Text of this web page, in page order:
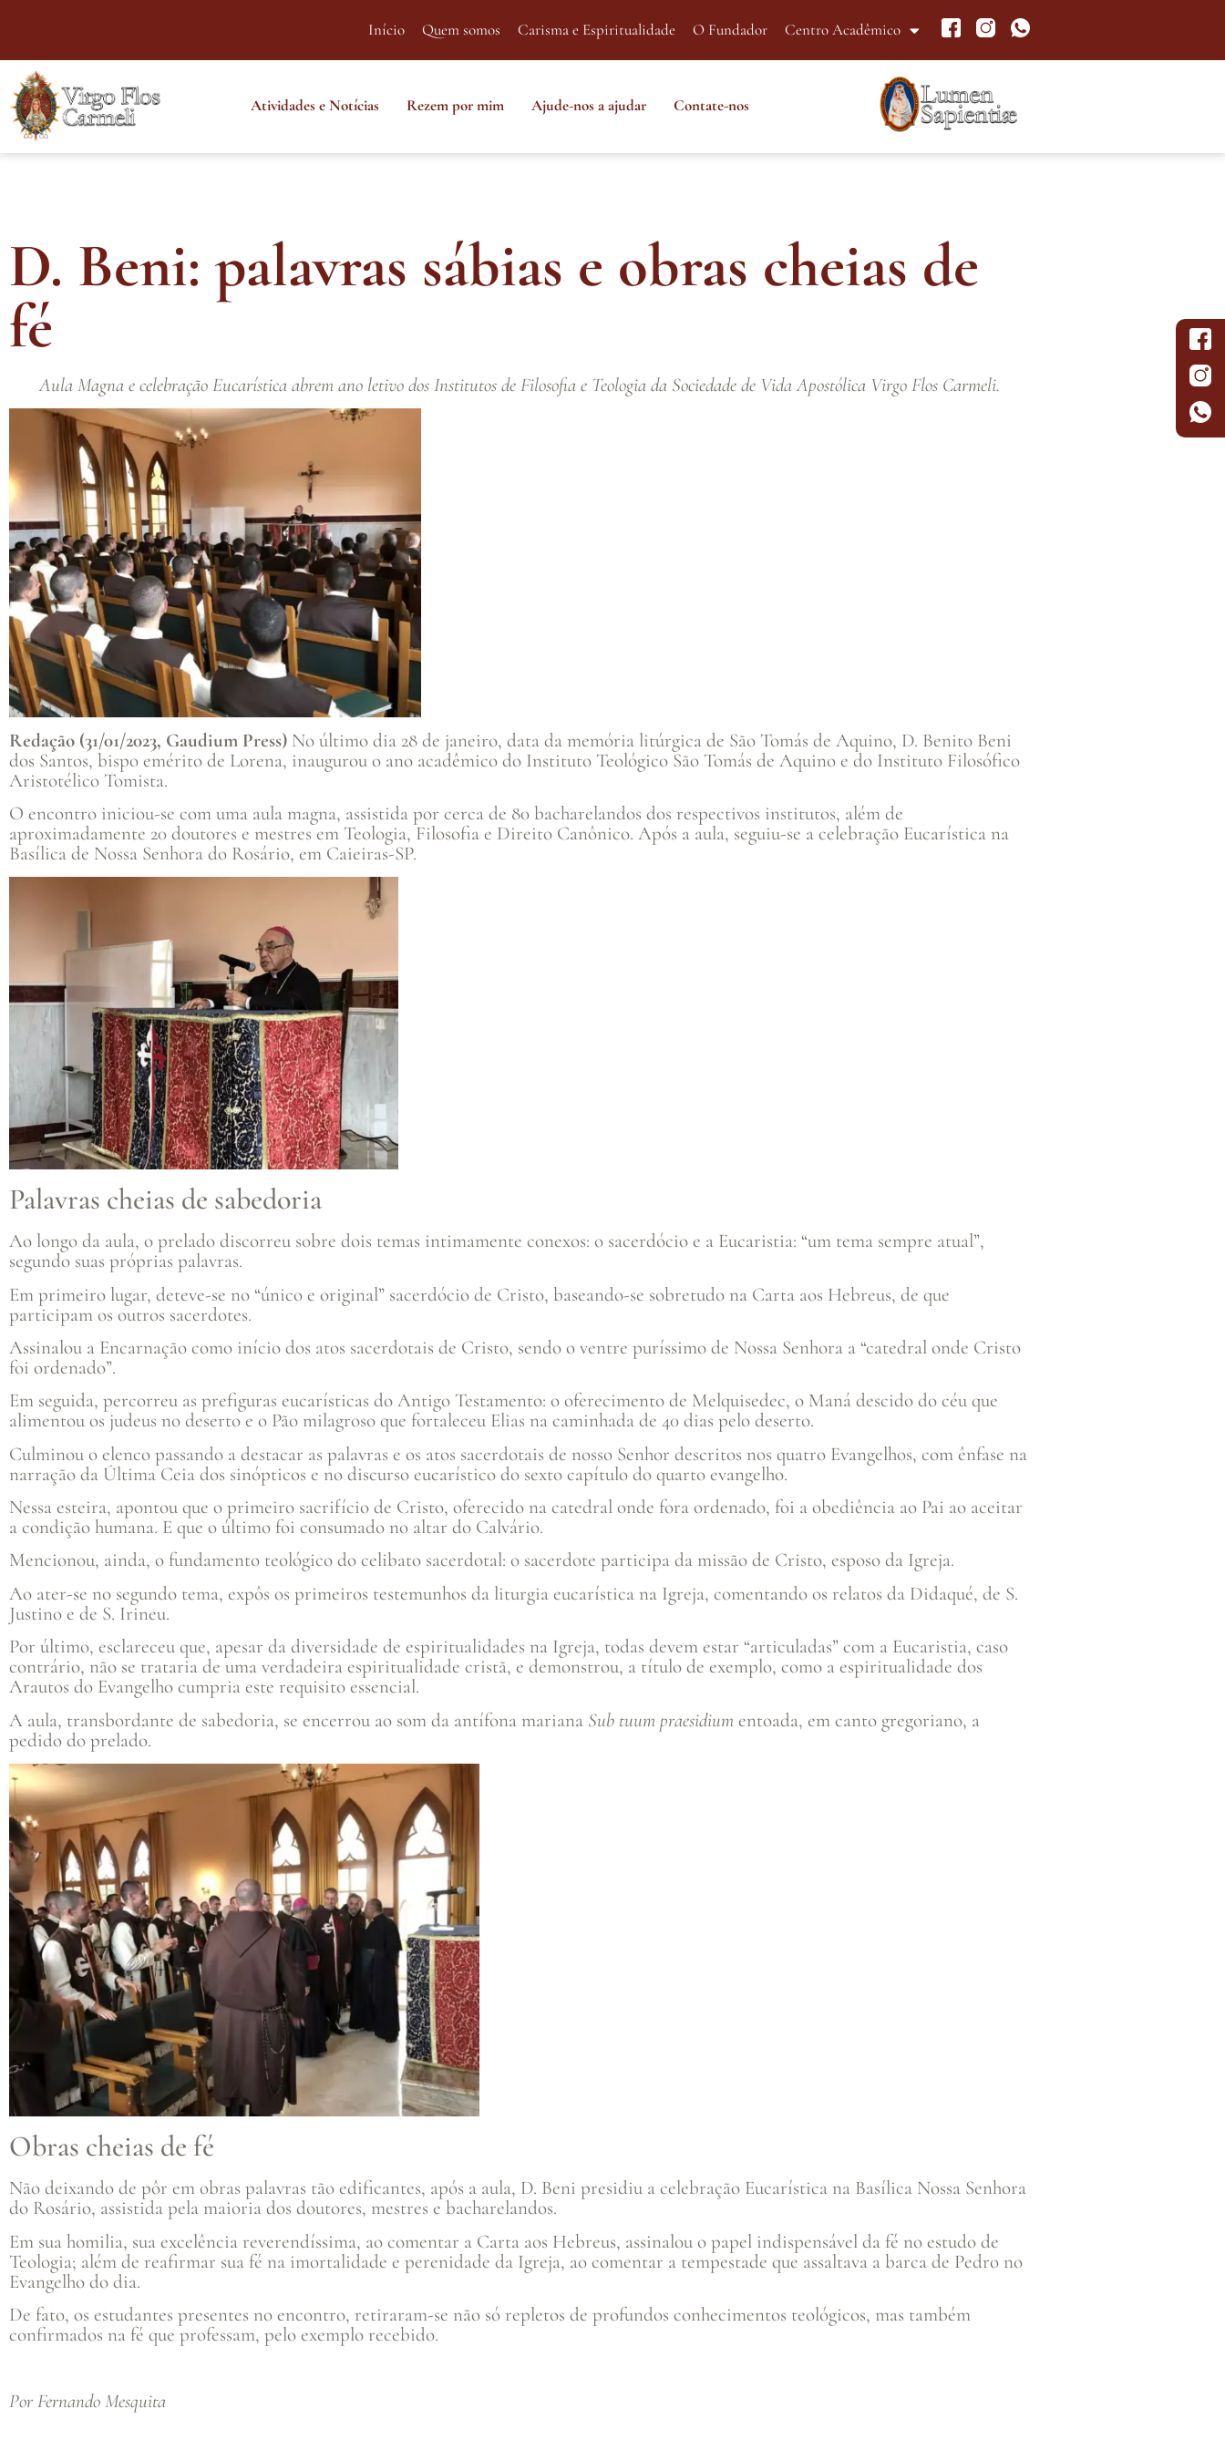
Início Quem somos Carisma e Espiritualidade O Fundador Centro Acadêmico
Atividades e Notícias Rezem por mim Ajude-nos a ajudar Contate-nos
D. Beni: palavras sábias e obras cheias de
fé
Aula Magna e celebração Eucarística abrem ano letivo dos Institutos de Filosofia e Teologia da Sociedade de Vida Apostólica Virgo Flos Carmeli.
Redação (31/01/2023, Gaudium Press) No último dia 28 de janeiro, data da memória litúrgica de São Tomás de Aquino, D. Benito Beni
dos Santos, bispo emérito de Lorena, inaugurou o ano acadêmico do Instituto Teológico São Tomás de Aquino e do Instituto Filosófico
Aristotélico Tomista.
O encontro iniciou-se com uma aula magna, assistida por cerca de 80 bacharelandos dos respectivos institutos, além de
aproximadamente 20 doutores e mestres em Teologia, Filosofia e Direito Canônico. Após a aula, seguiu-se a celebração Eucarística na
Basílica de Nossa Senhora do Rosário, em Caieiras-SP.
Palavras cheias de sabedoria
Ao longo da aula, o prelado discorreu sobre dois temas intimamente conexos: o sacerdócio e a Eucaristia: “um tema sempre atual”,
segundo suas próprias palavras.
Em primeiro lugar, deteve-se no “único e original” sacerdócio de Cristo, baseando-se sobretudo na Carta aos Hebreus, de que
participam os outros sacerdotes.
Assinalou a Encarnação como início dos atos sacerdotais de Cristo, sendo o ventre puríssimo de Nossa Senhora a “catedral onde Cristo
foi ordenado”.
Em seguida, percorreu as prefiguras eucarísticas do Antigo Testamento: o oferecimento de Melquisedec, o Maná descido do céu que
alimentou os judeus no deserto e o Pão milagroso que fortaleceu Elias na caminhada de 40 dias pelo deserto.
Culminou o elenco passando a destacar as palavras e os atos sacerdotais de nosso Senhor descritos nos quatro Evangelhos, com ênfase na
narração da Última Ceia dos sinópticos e no discurso eucarístico do sexto capítulo do quarto evangelho.
Nessa esteira, apontou que o primeiro sacrifício de Cristo, oferecido na catedral onde fora ordenado, foi a obediência ao Pai ao aceitar
a condição humana. E que o último foi consumado no altar do Calvário.
Mencionou, ainda, o fundamento teológico do celibato sacerdotal: o sacerdote participa da missão de Cristo, esposo da Igreja.
Ao ater-se no segundo tema, expôs os primeiros testemunhos da liturgia eucarística na Igreja, comentando os relatos da Didaqué, de S.
Justino e de S. Irineu.
Por último, esclareceu que, apesar da diversidade de espiritualidades na Igreja, todas devem estar “articuladas” com a Eucaristia, caso
contrário, não se trataria de uma verdadeira espiritualidade cristã, e demonstrou, a título de exemplo, como a espiritualidade dos
Arautos do Evangelho cumpria este requisito essencial.
A aula, transbordante de sabedoria, se encerrou ao som da antífona mariana Sub tuum praesidium entoada, em canto gregoriano, a
pedido do prelado.
Obras cheias de fé
Não deixando de pôr em obras palavras tão edificantes, após a aula, D. Beni presidiu a celebração Eucarística na Basílica Nossa Senhora
do Rosário, assistida pela maioria dos doutores, mestres e bacharelandos.
Em sua homilia, sua excelência reverendíssima, ao comentar a Carta aos Hebreus, assinalou o papel indispensável da fé no estudo de
Teologia; além de reafirmar sua fé na imortalidade e perenidade da Igreja, ao comentar a tempestade que assaltava a barca de Pedro no
Evangelho do dia.
De fato, os estudantes presentes no encontro, retiraram-se não só repletos de profundos conhecimentos teológicos, mas também
confirmados na fé que professam, pelo exemplo recebido.
Por Fernando Mesquita